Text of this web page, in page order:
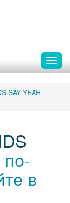
SAY YEAH
в